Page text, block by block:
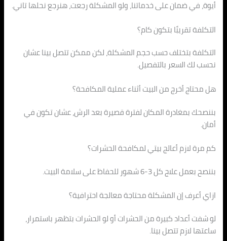
أيوة، في ضمان على خدماتنا، ولو المشكلة رجعت، هنرجع نحلها تاني.
التكلفة تقريبًا بتكون كام؟
التكلفة بتختلف حسب حجم المشكلة، لكن ممكن تتصل بينا عشان
نحسب لك السعر بالتفصيل.
هل محتاج أخرج من البيت أثناء عملية المكافحة؟
بننصحك بمغادرة المكان لفترة قصيرة بعد الرش، عشان تكون في
أمان.
كم مرة لازم أعالج بيتي لمكافحة الحشرات؟
بننصح بعمل علاج كل 3-6 شهور للحفاظ على سلامة البيت.
ازاي أعرف إن المشكلة محتاجة معالجة احترافية؟
لو شفت أعداد كبيرة من الحشرات أو لو الحشرات بتظهر باستمرار،
ساعتها لازم تتصل بينا.